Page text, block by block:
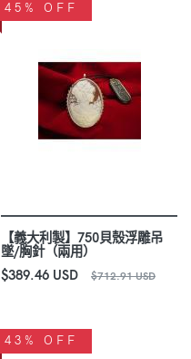
45% OFF
【義大利製】750貝殼浮雕吊
墜/胸針（兩用）
$389.46 USD
$712.91 USD
43% OFF